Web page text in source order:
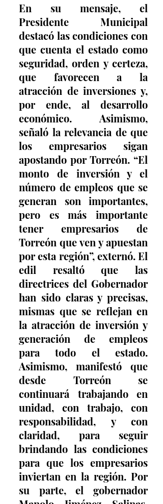
En su mensaje, el
Presidente Municipal
destacó las condiciones con
que cuenta el estado como
seguridad, orden y certeza,
que favorecen a la
atracción de inversiones y,
por ende, al desarrollo
económico. Asimismo,
señaló la relevancia de que
los empresarios sigan
apostando por Torreón. “El
monto de inversión y el
número de empleos que se
generan son importantes,
pero es más importante
tener empresarios de
Torreón que ven y apuestan
por esta región”, externó. El
edil resaltó que las
directrices del Gobernador
han sido claras y precisas,
mismas que se reflejan en
la atracción de inversión y
generación de empleos
para todo el estado.
Asimismo, manifestó que
desde Torreón se
continuará trabajando en
unidad, con trabajo, con
responsabilidad, y con
claridad, para seguir
brindando las condiciones
para que los empresarios
inviertan en la región. Por
su parte, el gobernador